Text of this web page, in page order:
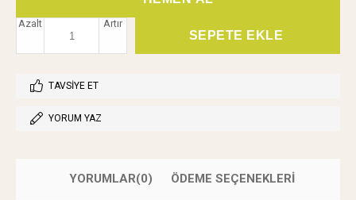
Artır
Azalt
TAVSIYE ET
YORUM YAZ
YORUMLAR(0) ÖDEME SEÇENEKLERI